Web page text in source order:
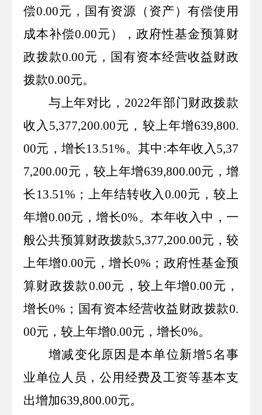
偿0.00元，国有资源（资产）有偿使用
成本补偿0.00元），政府性基金预算财
政拨款0.00元，国有资本经营收益财政
拨款0.00元。
与上年对比， 2022年部门财政拨款
收入 5,377,200.00元，较上年增639,800.
00元，增长13.51%。其中:本年收入5,37
7,200.00元，较上年增639,800.00元，增
长13.51% ；上年结转收入0.00元，较上
年增0.00元，增长0%。本年收入中，一
般公共预算财政拨款5,377,200.00元，较
上年增0.00元，增长0% ；政府性基金预
算财政拨款0.00元，较上年增0.00元，
增长0% ；国有资本经营收益财政拨款0.
00元，较上年增0.00元，增长0%。
增减变化原因是本单位新增5名事
业单位人员，公用经费及工资等基本支
出增加639,800.00元。